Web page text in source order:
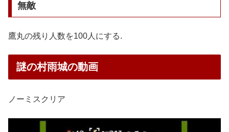
無敵
鷹丸の残り人数を100人にする.
謎の村雨城の動画
ノーミスクリア